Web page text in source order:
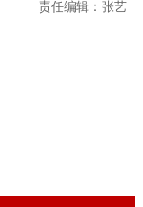
责任编辑：张艺